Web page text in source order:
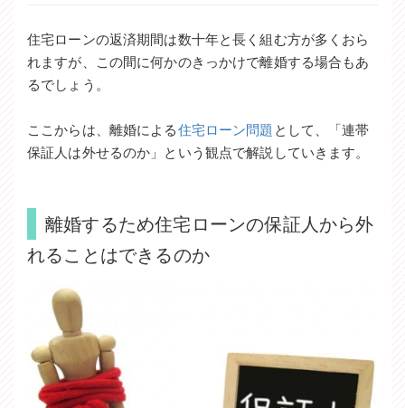
住宅ローンの返済期間は数十年と長く組む方が多くおら
れますが、この間に何かのきっかけで離婚する場合もあ
るでしょう。
ここからは、離婚による住宅ローン問題 として、「連帯
保証人は外せるのか」という観点で解説していきます。
離婚するため住宅ローンの保証人から外
れることはできるのか